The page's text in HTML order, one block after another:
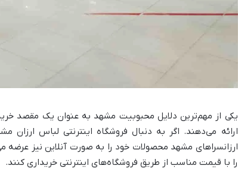
یکی از مهم‌ترین دلایل محبوبیت مشهد به عنوان یک مقصد
ارائه می‌دهند. اگر به دنبال فروشگاه اینترنتی لباس
ارزانسراهای مشهد محصولات خود را به صورت آنلاین نیز
را با قیمت مناسب از طریق فروشگاه‌های اینترنتی خریداری کنند.